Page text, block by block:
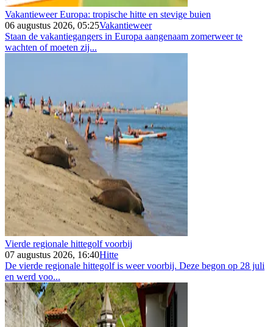
Vakantieweer Europa: tropische hitte en stevige buien
06 augustus 2026, 05:25Vakantieweer
Staan de vakantiegangers in Europa aangenaam zomerweer te
wachten of moeten zij...
Vierde regionale hittegolf voorbij
07 augustus 2026, 16:40Hitte
De vierde regionale hittegolf is weer voorbij. Deze begon op 28 juli
en werd voo...